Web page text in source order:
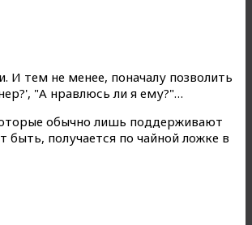
И тем не менее, поначалу позволить
"А нравлюсь ли я ему?"…
обычно лишь поддерживают
получается по чайной ложке в